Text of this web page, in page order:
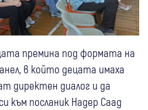
премина под формата на
в който децата имаха
директен диалог и да
към посланик Надер Саад